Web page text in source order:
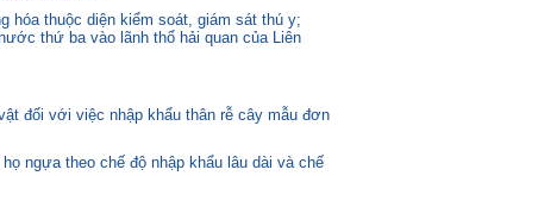
hóa thuộc diện kiểm soát, giám sát thú y;
thứ ba vào lãnh thổ hải quan của Liên
đối với việc nhập khẩu thân rễ cây mẫu đơn
ngựa theo chế độ nhập khẩu lâu dài và chế